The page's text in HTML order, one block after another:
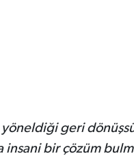
geri
insani bir çözüm